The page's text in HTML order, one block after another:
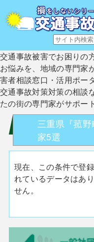
交通事故被害でお困りの
お悩みを、地域の専門家
害者相談窓口・活用ポー
交通事故対策対策の相談
たの街の専門家がサポー
三重県『菰
家5選
現在、この条件で登
れているデータはあ
せん。